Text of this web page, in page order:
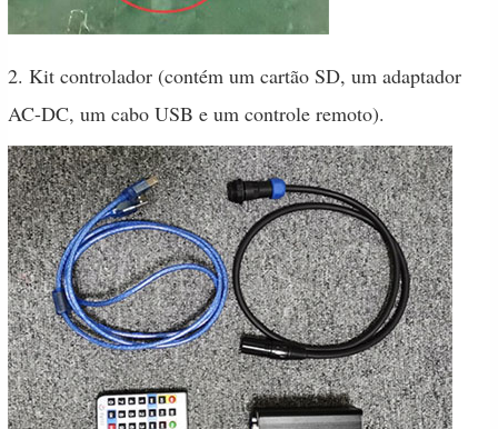
2. Kit controlador (contém um cartão SD, um adaptador
AC-DC, um cabo USB e um controle remoto).